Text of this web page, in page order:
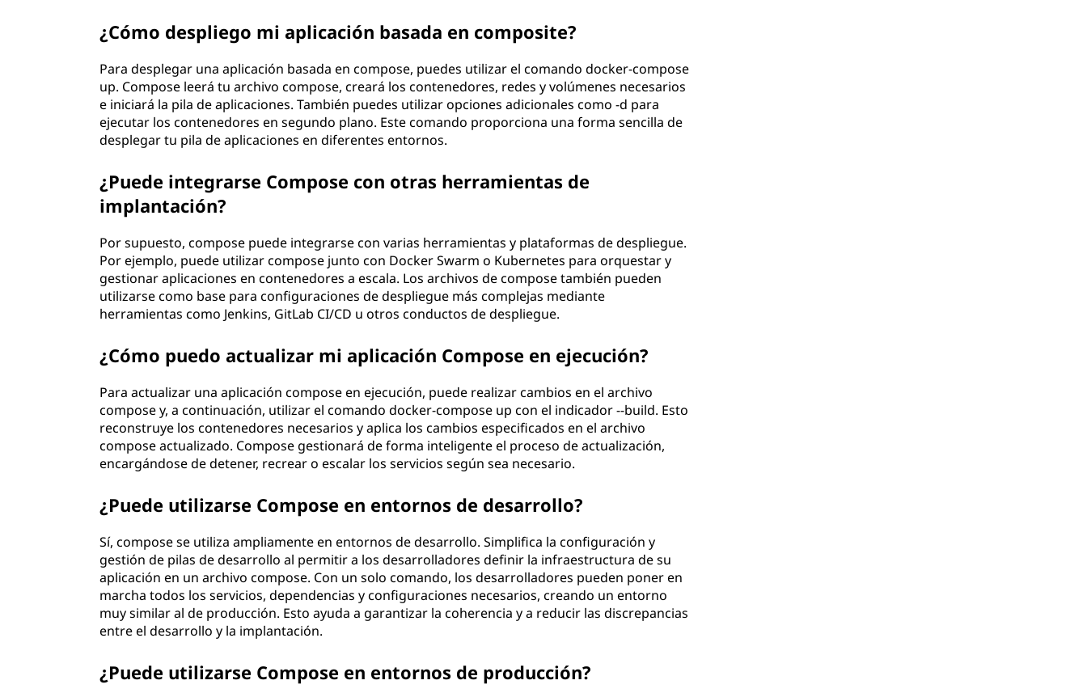
¿Cómo despliego mi aplicación basada en composite?
Para desplegar una aplicación basada en compose, puedes utilizar el comando docker-compose
up. Compose leerá tu archivo compose, creará los contenedores, redes y volúmenes necesarios
e iniciará la pila de aplicaciones. También puedes utilizar opciones adicionales como -d para
ejecutar los contenedores en segundo plano. Este comando proporciona una forma sencilla de
desplegar tu pila de aplicaciones en diferentes entornos.
¿Puede integrarse Compose con otras herramientas de
implantación?
Por supuesto, compose puede integrarse con varias herramientas y plataformas de despliegue.
Por ejemplo, puede utilizar compose junto con Docker Swarm o Kubernetes para orquestar y
gestionar aplicaciones en contenedores a escala. Los archivos de compose también pueden
utilizarse como base para configuraciones de despliegue más complejas mediante
herramientas como Jenkins, GitLab CI/CD u otros conductos de despliegue.
¿Cómo puedo actualizar mi aplicación Compose en ejecución?
Para actualizar una aplicación compose en ejecución, puede realizar cambios en el archivo
compose y, a continuación, utilizar el comando docker-compose up con el indicador --build. Esto
reconstruye los contenedores necesarios y aplica los cambios especificados en el archivo
compose actualizado. Compose gestionará de forma inteligente el proceso de actualización,
encargándose de detener, recrear o escalar los servicios según sea necesario.
¿Puede utilizarse Compose en entornos de desarrollo?
Sí, compose se utiliza ampliamente en entornos de desarrollo. Simplifica la configuración y
gestión de pilas de desarrollo al permitir a los desarrolladores definir la infraestructura de su
aplicación en un archivo compose. Con un solo comando, los desarrolladores pueden poner en
marcha todos los servicios, dependencias y configuraciones necesarios, creando un entorno
muy similar al de producción. Esto ayuda a garantizar la coherencia y a reducir las discrepancias
entre el desarrollo y la implantación.
¿Puede utilizarse Compose en entornos de producción?